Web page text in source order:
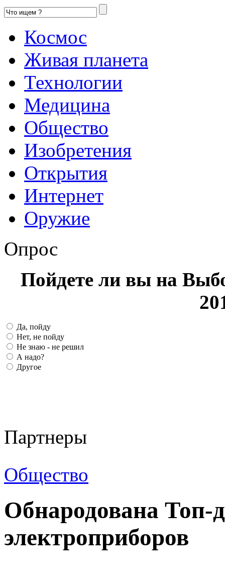
Космос
Живая планета
Технологии
Медицина
Общество
Изобретения
Открытия
Интернет
Оружие
Опрос
Пойдете ли вы на
Да, пойду
Нет, не пойду
Не знаю - не решил
А надо?
Другое
Партнеры
Общество
Обнародована Топ-
электроприборов